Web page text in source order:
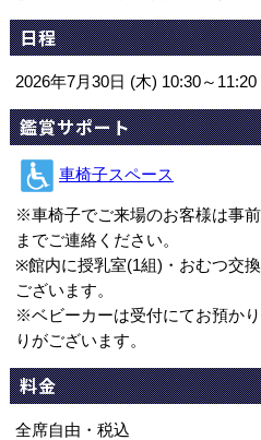
日程
2026年7月30日 (木) 10:30～11:20
鑑賞サポート
車椅子スペース
※車椅子でご来場のお客様は事
までご連絡ください。
※館内に授乳室(1組)・おむつ交
ございます。
※ベビーカーは受付にてお預か
りがございます。
料金
全席自由・税込